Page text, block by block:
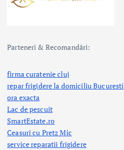
Parteneri & Recomandări:
firma curatenie cluj
repar frigidere la domiciliu Bucuresti
ora exacta
Lac de pescuit
SmartEstate.ro
Ceasuri cu Pretz Mic
service reparatii frigidere